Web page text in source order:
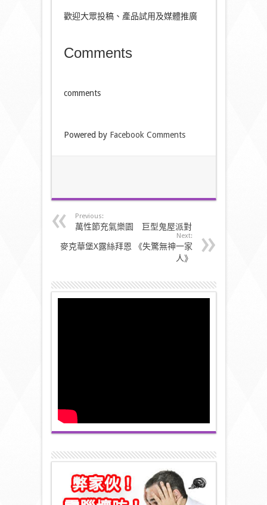
歡迎大眾投稿、產品試用及媒體推廣
Comments
comments
Powered by Facebook Comments
Previous:
萬性節充氣樂園 巨型鬼屋派對
Next:
麥克華堡X露絲拜恩 《失驚無神一家
人》